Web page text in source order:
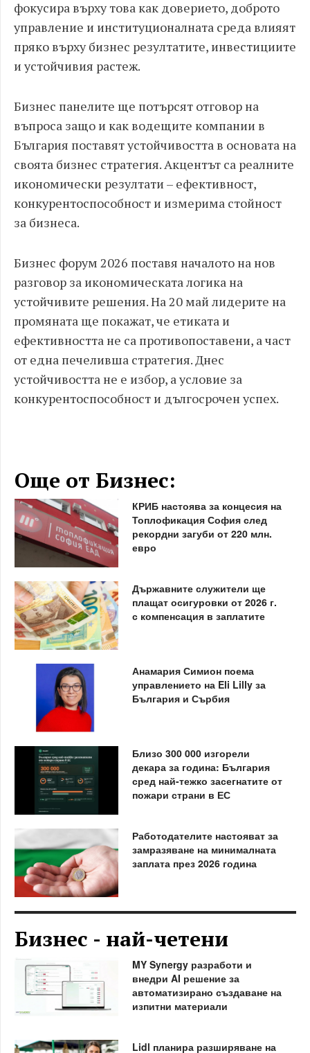
фокусира върху това как доверието, доброто
управление и институционалната среда влияят
пряко върху бизнес резултатите, инвестициите
и устойчивия растеж.
Бизнес панелите ще потърсят отговор на
въпроса защо и как водещите компании в
България поставят устойчивостта в основата на
своята бизнес стратегия. Акцентът са реалните
икономически резултати – ефективност,
конкурентоспособност и измерима стойност
за бизнеса.
Бизнес форум 2026 поставя началото на нов
разговор за икономическата логика на
устойчивите решения. На 20 май лидерите на
промяната ще покажат, че етиката и
ефективността не са противопоставени, а част
от една печеливша стратегия. Днес
устойчивостта не е избор, а условие за
конкурентоспособност и дългосрочен успех.
Още от Бизнес:
КРИБ настоява за концесия на
Топлофикация София след
рекордни загуби от 220 млн.
евро
Държавните служители ще
плащат осигуровки от 2026 г.
с компенсация в заплатите
Анамария Симион поема
управлението на Eli Lilly за
България и Сърбия
Близо 300 000 изгорели
декара за година: България
сред най-тежко засегнатите от
пожари страни в ЕС
Работодателите настояват за
замразяване на минималната
заплата през 2026 година
Бизнес - най-четени
MY Synergy разработи и
внедри AI решение за
автоматизирано създаване на
изпитни материали
Lidl планира разширяване на